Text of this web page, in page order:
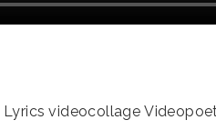
Lyrics videocollage